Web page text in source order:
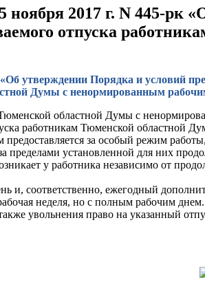
2017 г. N 445-рк
отпуска
утверждении Порядка и условий
Думы с ненормированным
областной Думы с
работникам Тюменской областной
за особый режим
установленной для них
у работника независимо от
и, соответственно, ежегодный
неделя, но с полным рабочим днем.
увольнения право на указанный